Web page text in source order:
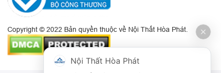
Copyright © 2022 Bản quyền thuộc về Nội Thất Hòa Phát.
Nội Thất Hòa Phát